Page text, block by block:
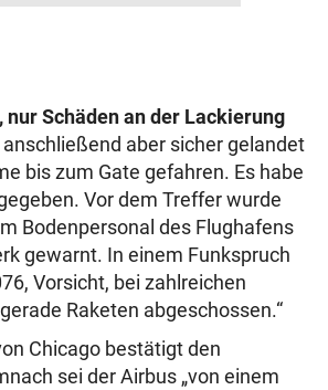
nur Schäden an der Lackierung
aber sicher gelandet
bis zum Gate gefahren. Es habe
Vor dem Treffer wurde
Bodenpersonal des Flughafens
gewarnt. In einem Funkspruch
Vorsicht, bei zahlreichen
Raketen abgeschossen.“
Chicago bestätigt den
sei der Airbus „von einem